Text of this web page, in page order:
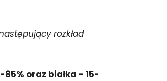
rozkład
oraz białka – 15-